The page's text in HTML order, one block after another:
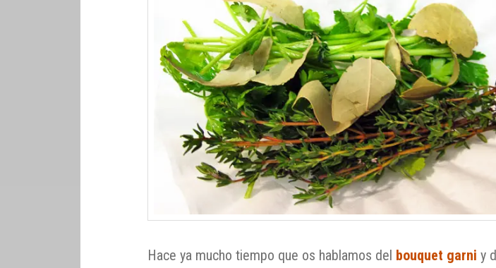
Hace ya mucho tiempo que os hablamos del bouquet garni y